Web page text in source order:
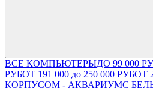
ВСЕ КОМПЬЮТЕРЫДО 99 000
РУБОТ 191 000 до 250 000 РУБОТ
КОРПУСОМ - АКВАРИУМС